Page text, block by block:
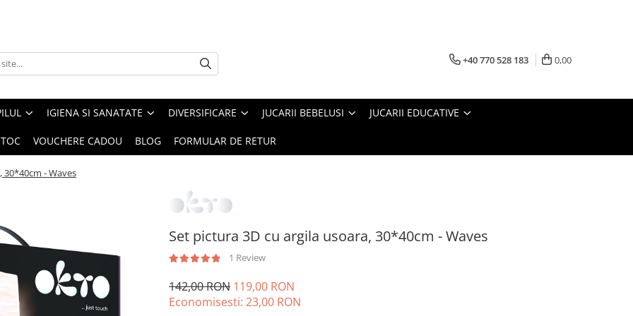
+40 770 528 183 0,00
IGIENA SI SANATATE DIVERSIFICARE JUCARII BEBELUSI JUCARII EDUCATIVE
VOUCHERE CADOU BLOG FORMULAR DE RETUR
30*40cm - Waves
Set pictura 3D cu argila usoara, 30*40cm - Waves
1 Review
142,00 RON 119,00 RON
Economisesti: 23,00 RON